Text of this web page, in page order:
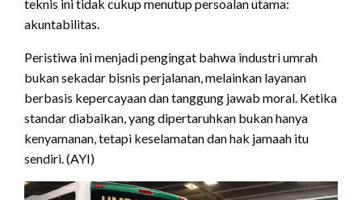
teknis ini tidak cukup menutup persoalan utama:
akuntabilitas.
Peristiwa ini menjadi pengingat bahwa industri umrah
bukan sekadar bisnis perjalanan, melainkan layanan
berbasis kepercayaan dan tanggung jawab moral. Ketika
standar diabaikan, yang dipertaruhkan bukan hanya
kenyamanan, tetapi keselamatan dan hak jamaah itu
sendiri. (AYI)